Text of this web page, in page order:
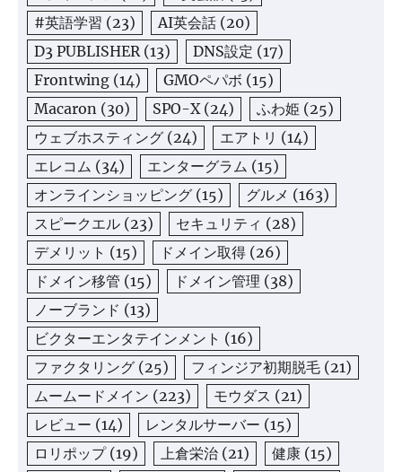
#英語学習 (23) AI英会話 (20)
D3 PUBLISHER(13) DNS設定 (17)
Frontwing (14) GMOペパボ (15)
Macaron (30) SPO-X(24) ふわ姫 (25)
ウェブホスティング (24) エアトリ (14)
エレコム (34) エンターグラム (15)
オンラインショッピング (15) グルメ (163)
スピークエル (23) セキュリティ (28)
デメリット (15) ドメイン取得 (26)
ドメイン移管 (15) ドメイン管理 (38)
ノーブランド (13)
ビクターエンタテインメント (16)
ファクタリング (25) フィンジア初期脱毛 (21)
ムームードメイン (223) モウダス (21)
レビュー (14) レンタルサーバー (15)
ロリポップ(19) 上倉栄治 (21) 健康 (15)